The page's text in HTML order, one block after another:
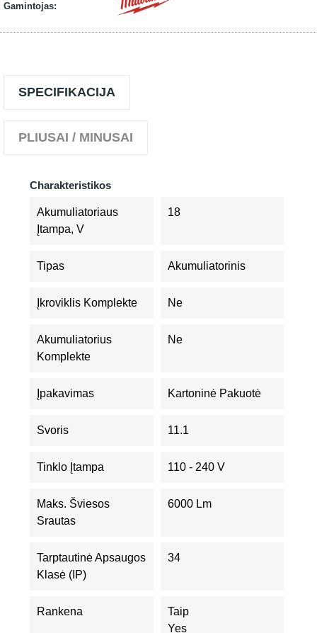
Gamintojas:
SPECIFIKACIJA
PLIUSAI / MINUSAI
Charakteristikos
Akumuliatoriaus
Įtampa, V
18
Tipas Akumuliatorinis
Įkroviklis Komplekte Ne
Akumuliatorius
Komplekte
Ne
Įpakavimas Kartoninė Pakuotė
Svoris 11.1
Tinklo Įtampa 110 - 240 V
Maks. Šviesos
Srautas
6000 Lm
Tarptautinė Apsaugos
Klasė (IP)
34
Rankena
Taip
Yes